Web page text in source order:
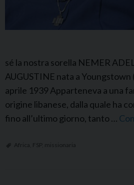
sé la nostra sorella NEMER
AUGUSTINE nata a Youngstown
aprile 1939 Apparteneva a una
origine libanese, dalla quale ha
fino all’ultimo giorno, tanto …
Africa FSP , missionaria